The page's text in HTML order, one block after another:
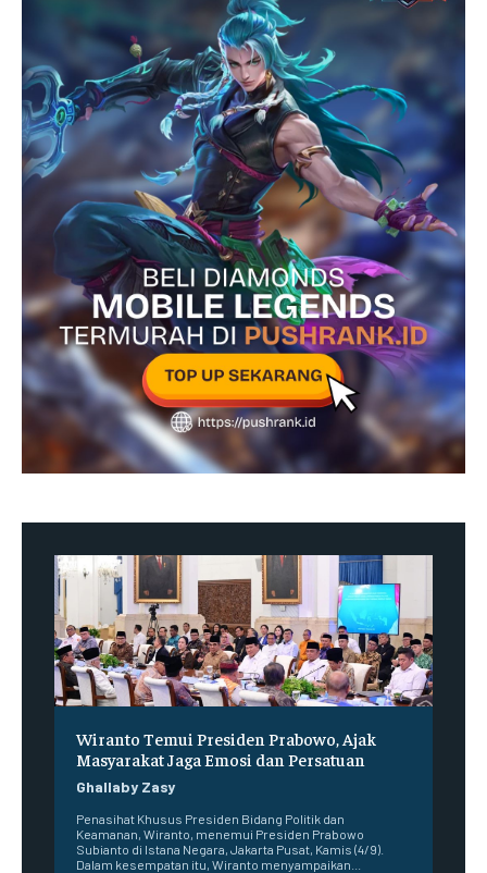
Wiranto Temui Presiden Prabowo, Ajak
Masyarakat Jaga Emosi dan Persatuan
Ghallaby Zasy
Penasihat Khusus Presiden Bidang Politik dan
Keamanan, Wiranto, menemui Presiden Prabowo
Subianto di Istana Negara, Jakarta Pusat, Kamis (4/9).
Dalam kesempatan itu, Wiranto menyampaikan...